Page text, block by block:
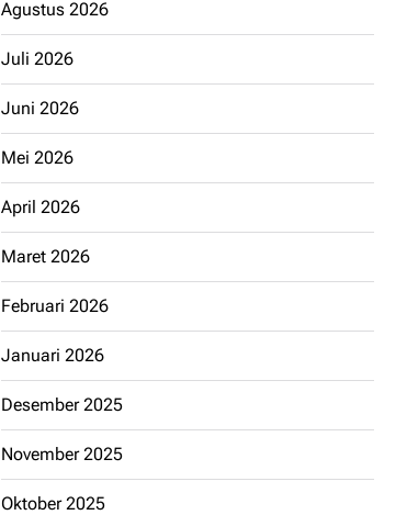
Agustus 2026
Juli 2026
Juni 2026
Mei 2026
April 2026
Maret 2026
Februari 2026
Januari 2026
Desember 2025
November 2025
Oktober 2025